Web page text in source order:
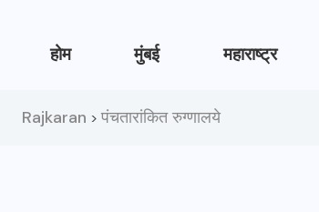
होम मुंबई महाराष्ट्र
Rajkaran > पंचतारांकित रुग्णालये